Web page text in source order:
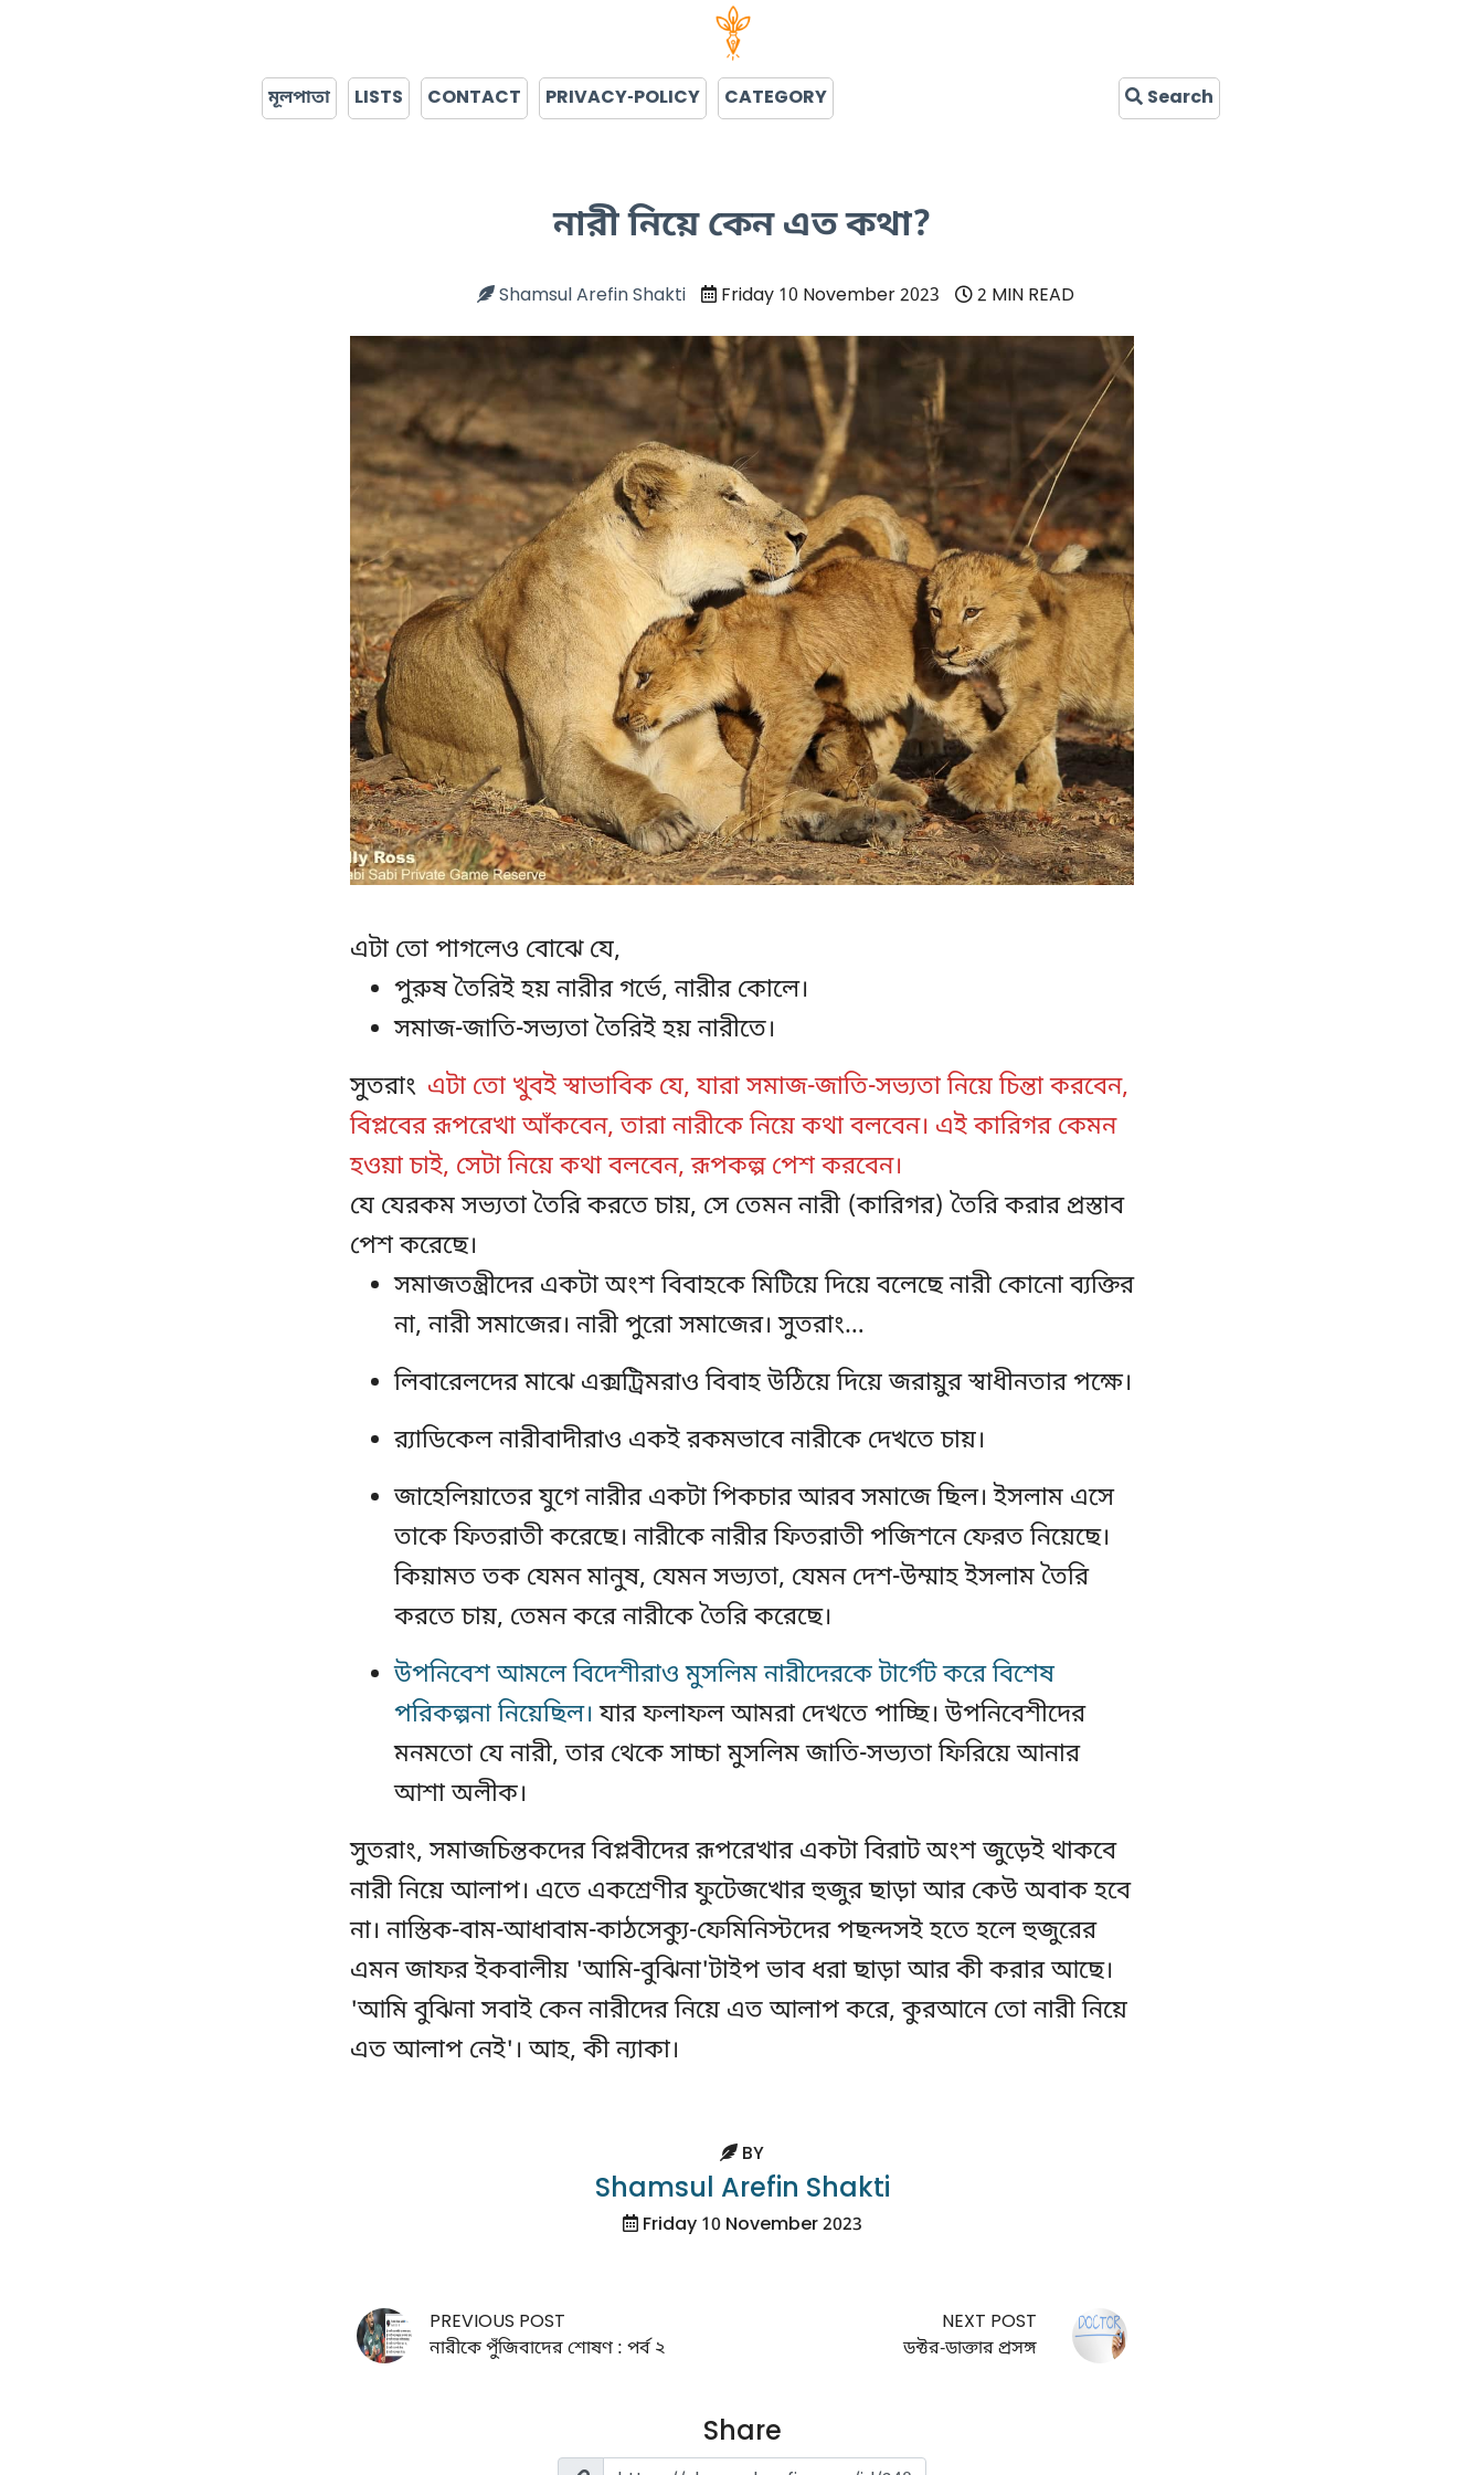
মূলপাতা LISTS CONTACT PRIVACY-POLICY CATEGORY Search
নারী নিয়ে কেন এত কথা?
Shamsul Arefin Shakti Friday 10 November 2023 2 MIN READ
এটা তো পাগলেও বোঝে যে,
পুরুষ তৈরিই হয় নারীর গর্ভে, নারীর কোলে।
সমাজ-জাতি-সভ্যতা তৈরিই হয় নারীতে।
সুতরাং এটা তো খুবই স্বাভাবিক যে, যারা সমাজ-জাতি-সভ্যতা নিয়ে চিন্তা করবেন,
বিপ্লবের রূপরেখা আঁকবেন, তারা নারীকে নিয়ে কথা বলবেন। এই কারিগর কেমন
হওয়া চাই, সেটা নিয়ে কথা বলবেন, রূপকল্প পেশ করবেন।
যে যেরকম সভ্যতা তৈরি করতে চায়, সে তেমন নারী (কারিগর) তৈরি করার প্রস্তাব
পেশ করেছে।
সমাজতন্ত্রীদের একটা অংশ বিবাহকে মিটিয়ে দিয়ে বলেছে নারী কোনো ব্যক্তির
না, নারী সমাজের। নারী পুরো সমাজের। সুতরাং…
লিবারেলদের মাঝে এক্সট্রিমরাও বিবাহ উঠিয়ে দিয়ে জরায়ুর স্বাধীনতার পক্ষে।
র‍্যাডিকেল নারীবাদীরাও একই রকমভাবে নারীকে দেখতে চায়।
জাহেলিয়াতের যুগে নারীর একটা পিকচার আরব সমাজে ছিল। ইসলাম এসে
তাকে ফিতরাতী করেছে। নারীকে নারীর ফিতরাতী পজিশনে ফেরত নিয়েছে।
কিয়ামত তক যেমন মানুষ, যেমন সভ্যতা, যেমন দেশ-উম্মাহ ইসলাম তৈরি
করতে চায়, তেমন করে নারীকে তৈরি করেছে।
উপনিবেশ আমলে বিদেশীরাও মুসলিম নারীদেরকে টার্গেট করে বিশেষ
পরিকল্পনা নিয়েছিল। যার ফলাফল আমরা দেখতে পাচ্ছি। উপনিবেশীদের
মনমতো যে নারী, তার থেকে সাচ্চা মুসলিম জাতি-সভ্যতা ফিরিয়ে আনার
আশা অলীক।
সুতরাং, সমাজচিন্তকদের বিপ্লবীদের রূপরেখার একটা বিরাট অংশ জুড়েই থাকবে
নারী নিয়ে আলাপ। এতে একশ্রেণীর ফুটেজখোর হুজুর ছাড়া আর কেউ অবাক হবে
না। নাস্তিক-বাম-আধাবাম-কাঠসেক্যু-ফেমিনিস্টদের পছন্দসই হতে হলে হুজুরের
এমন জাফর ইকবালীয় 'আমি-বুঝিনা'টাইপ ভাব ধরা ছাড়া আর কী করার আছে।
'আমি বুঝিনা সবাই কেন নারীদের নিয়ে এত আলাপ করে, কুরআনে তো নারী নিয়ে
এত আলাপ নেই'। আহ, কী ন্যাকা।
BY
Shamsul Arefin Shakti
Friday 10 November 2023
PREVIOUS POST
নারীকে পুঁজিবাদের শোষণ : পর্ব ২
NEXT POST
ডক্টর-ডাক্তার প্রসঙ্গ
Share